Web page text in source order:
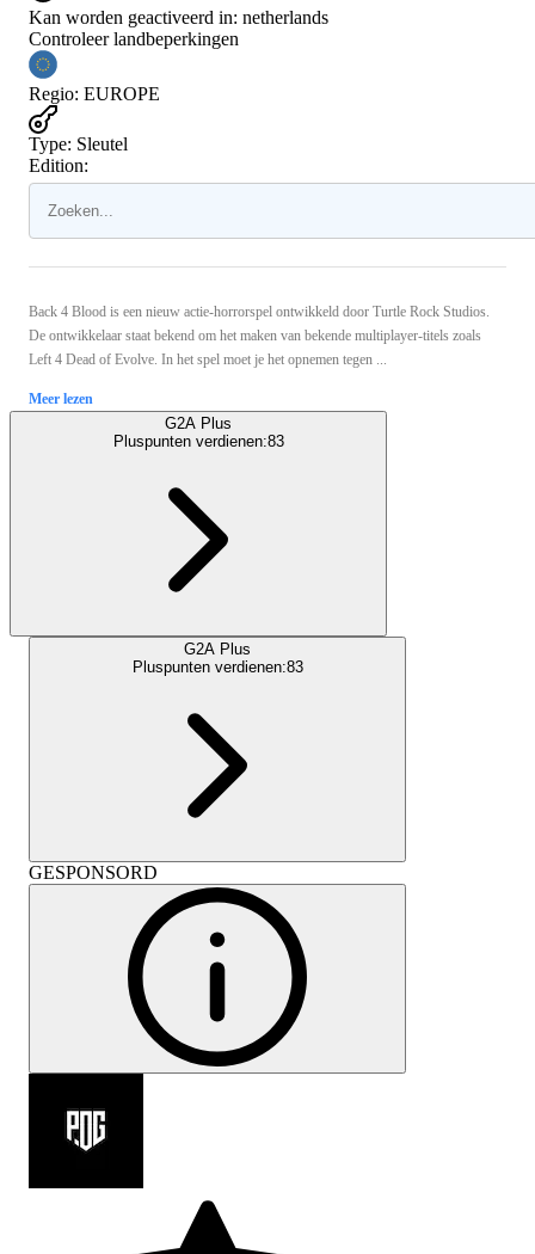
Kan worden geactiveerd in: netherlands
Controleer landbeperkingen
Regio: EUROPE
Type: Sleutel
Edition:
Back 4 Blood is een nieuw actie-horrorspel ontwikkeld door Turtle Rock Studios.
De ontwikkelaar staat bekend om het maken van bekende multiplayer-titels zoals
Left 4 Dead of Evolve. In het spel moet je het opnemen tegen ...
Meer lezen
G2A Plus
Pluspunten verdienen:83
G2A Plus
Pluspunten verdienen:83
GESPONSORD